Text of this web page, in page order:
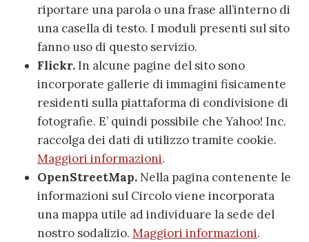
riportare una parola o una frase all’interno di
una casella di testo. I moduli presenti sul sito
fanno uso di questo servizio.
Flickr.In alcune pagine del sito sono
incorporate gallerie di immagini fisicamente
residenti sulla piattaforma di condivisione di
fotografie. E’ quindi possibile che Yahoo! Inc.
raccolga dei dati di utilizzo tramite cookie.
Maggiori informazioni.
OpenStreetMap. Nella pagina contenente le
informazioni sul Circolo viene incorporata
una mappa utile ad individuare la sede del
nostro sodalizio. Maggiori informazioni.